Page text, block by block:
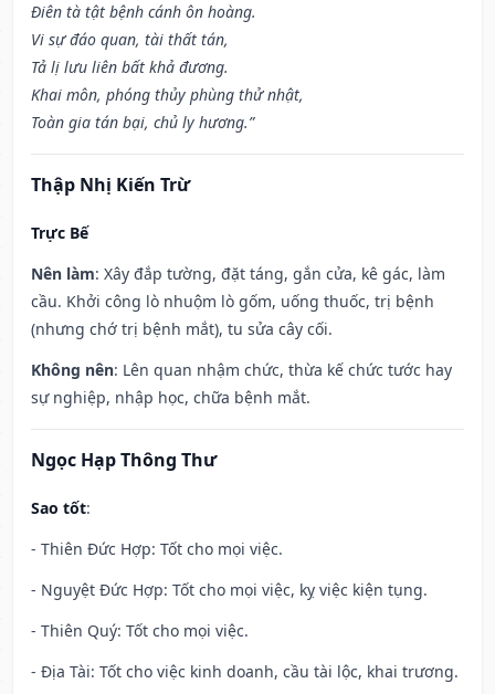
Điên tà tật bệnh cánh ôn hoàng.
Vi sự đáo quan, tài thất tán,
Tả lị lưu liên bất khả đương.
Khai môn, phóng thủy phùng thử nhật,
Toàn gia tán bại, chủ ly hương.”
Thập Nhị Kiến Trừ
Trực Bế
Nên làm: Xây đắp tường, đặt táng, gắn cửa, kê gác, làm
cầu. Khởi công lò nhuộm lò gốm, uống thuốc, trị bệnh
(nhưng chớ trị bệnh mắt), tu sửa cây cối.
Không nên: Lên quan nhậm chức, thừa kế chức tước hay
sự nghiệp, nhập học, chữa bệnh mắt.
Ngọc Hạp Thông Thư
Sao tốt:
- Thiên Đức Hợp: Tốt cho mọi việc.
- Nguyệt Đức Hợp: Tốt cho mọi việc, kỵ việc kiện tụng.
- Thiên Quý: Tốt cho mọi việc.
- Địa Tài: Tốt cho việc kinh doanh, cầu tài lộc, khai trương.